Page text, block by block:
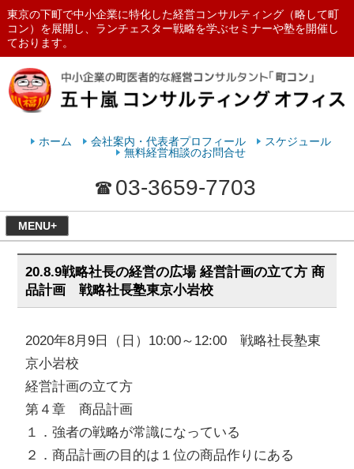
東京の下町で中小企業に特化した経営コンサルティング（略して町
コン）を展開し、ランチェスター戦略を学ぶセミナーや塾を開催し
ております。
ランチェスターの法則を学ぶなら
ホーム 会社案内・代表者プロフィール
スケジュール
無料経営相談のお問合せ
03-3659-7703
MENU+
20.8.9戦略社長の経営の広場 経営計画の立て方 商
品計画 戦略社長塾東京小岩校
2020年8月9日（日）10:00～12:00 戦略社長塾東
京小岩校
経営計画の立て方
第４章 商品計画
１．強者の戦略が常識になっている
２．商品計画の目的は１位の商品作りにある